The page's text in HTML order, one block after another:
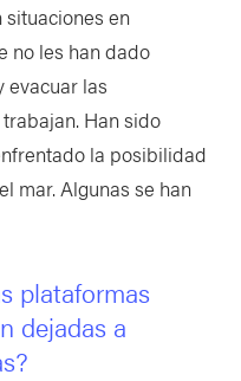
en
no les han dado
evacuar las
Han sido
la posibilidad
mar. Algunas se han
plataformas
dejadas a